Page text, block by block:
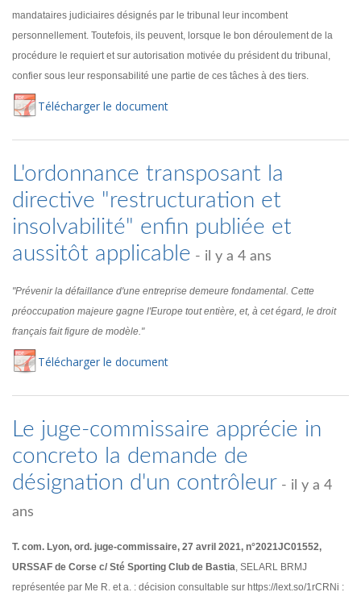
mandataires judiciaires désignés par le tribunal leur incombent
personnellement. Toutefois, ils peuvent, lorsque le bon déroulement de la
procédure le requiert et sur autorisation motivée du président du tribunal,
confier sous leur responsabilité une partie de ces tâches à des tiers.
Télécharger le document
L'ordonnance transposant la
directive "restructuration et
insolvabilité" enfin publiée et
aussitôt applicable - il y a 4 ans
"Prévenir la défaillance d'une entreprise demeure fondamental. Cette
préoccupation majeure gagne l'Europe tout entière, et, à cet égard, le droit
français fait figure de modèle."
Télécharger le document
Le juge-commissaire apprécie in
concreto la demande de
désignation d'un contrôleur - il y a 4
ans
T. com. Lyon, ord. juge-commissaire, 27 avril 2021, n°2021JC01552,
URSSAF de Corse c/ Sté Sporting Club de Bastia, SELARL BRMJ
représentée par Me R. et a. : décision consultable sur https://lext.so/1rCRNi :